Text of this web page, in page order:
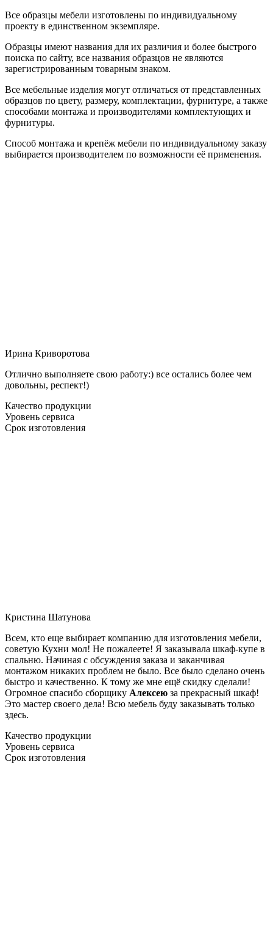
Все образцы мебели изготовлены по индивидуальному
проекту в единственном экземпляре.
Образцы имеют названия для их различия и более быстрого
поиска по сайту, все названия образцов не являются
зарегистрированным товарным знаком.
Все мебельные изделия могут отличаться от представленных
образцов по цвету, размеру, комплектации, фурнитуре, а также
способами монтажа и производителями комплектующих и
фурнитуры.
Способ монтажа и крепёж мебели по индивидуальному заказу
выбирается производителем по возможности её применения.
Ирина Криворотова
Отлично выполняете свою работу:) все остались более чем
довольны, респект!)
Качество продукции
Уровень сервиса
Срок изготовления
Кристина Шатунова
Всем, кто еще выбирает компанию для изготовления мебели,
советую Кухни мол! Не пожалеете! Я заказывала шкаф-купе в
спальню. Начиная с обсуждения заказа и заканчивая
монтажом никаких проблем не было. Все было сделано очень
быстро и качественно. К тому же мне ещё скидку сделали!
Огромное спасибо сборщику Алексею за прекрасный шкаф!
Это мастер своего дела! Всю мебель буду заказывать только
здесь.
Качество продукции
Уровень сервиса
Срок изготовления